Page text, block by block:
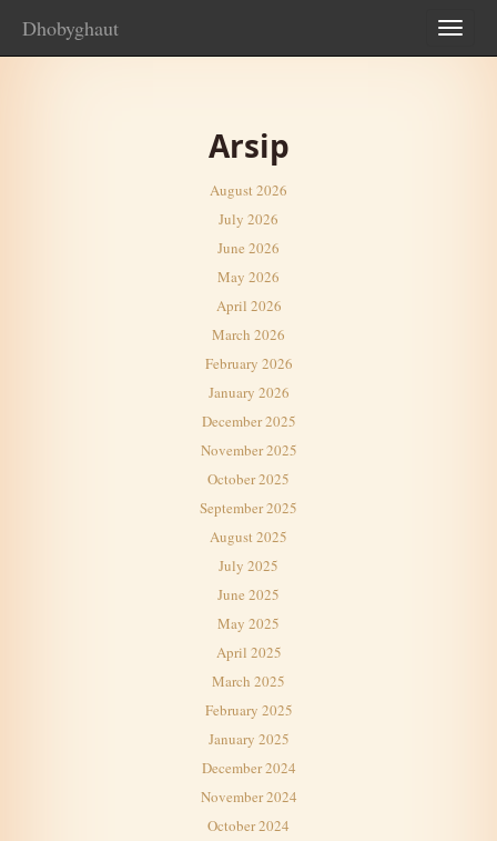
Dhobyghaut
Arsip
August 2026
July 2026
June 2026
May 2026
April 2026
March 2026
February 2026
January 2026
December 2025
November 2025
October 2025
September 2025
August 2025
July 2025
June 2025
May 2025
April 2025
March 2025
February 2025
January 2025
December 2024
November 2024
October 2024